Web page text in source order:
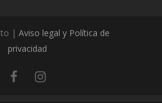
| Aviso legal y Política de
privacidad